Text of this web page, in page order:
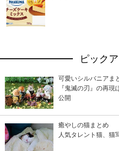
ピック
可愛いシルバニアま
『鬼滅の刃』の再
公開
癒やしの猫まとめ
人気タレント猫、猫